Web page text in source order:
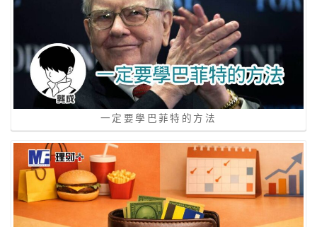
一定要學巴菲特的方法